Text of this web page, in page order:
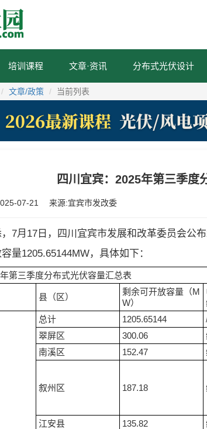
培训课程 文章·资讯 分布式光伏设计
文章/政策 当前列表
四川宜宾：2025年第三季度
07-21 来源:宜宾市发改委
7月17日，四川宜宾市发展和改革委员会公
量1205.65144MW，具体如下：
第三季度分布式光伏容量汇总表
县（区）
剩余可开放容量（M
W）
总计 1205.65144
翠屏区
300.06
南溪区
152.47
叙州区 187.18
江安县
135.82